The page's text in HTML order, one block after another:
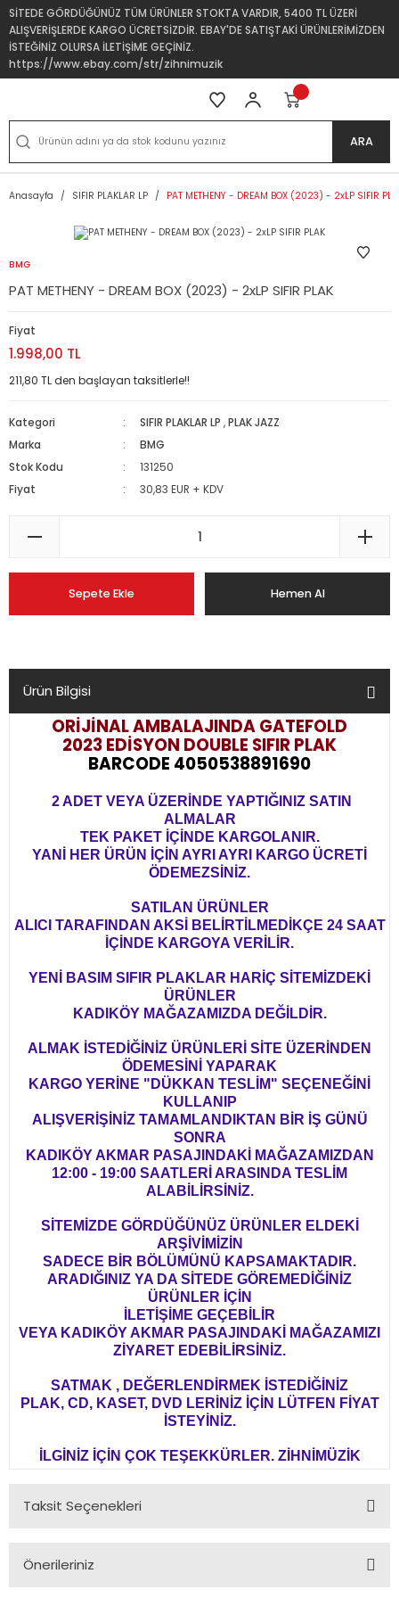
SİTEDE GÖRDÜĞÜNÜZ TÜM ÜRÜNLER STOKTA VARDIR, 5400 TL ÜZERİ
ALIŞVERİŞLERDE KARGO ÜCRETSİZDİR. EBAY'DE SATIŞTAKİ ÜRÜNLERİMİZDEN
İSTEĞİNİZ OLURSA İLETİŞİME GEÇİNİZ.
https://www.ebay.com/str/zihnimuzik
ARA
Anasayfa SIFIR PLAKLAR LP PAT METHENY - DREAM BOX (2023) - 2xLP SIFIR
BMG
PAT METHENY - DREAM BOX (2023) - 2xLP SIFIR PLAK
Fiyat
1.998,00 TL
211,80 TL den başlayan taksitlerle!!
Kategori SIFIR PLAKLAR LP ,PLAK JAZZ
Marka
BMG
Stok Kodu
131250
Fiyat
30,83 EUR + KDV
Sepete Ekle Hemen Al
Ürün Bilgisi
ORİJİNAL AMBALAJINDA GATEFOLD
2023 EDİSYON DOUBLE SIFIR PLAK
BARCODE 4050538891690
2 ADET VEYA ÜZERİNDE YAPTIĞINIZ SATIN
ALMALAR
TEK PAKET İÇİNDE KARGOLANIR.
YANİ HER ÜRÜN İÇİN AYRI AYRI KARGO ÜCRETİ
ÖDEMEZSİNİZ.
SATILAN ÜRÜNLER
ALICI TARAFINDAN AKSİ BELİRTİLMEDİKÇE 24 SAAT
İÇİNDE KARGOYA VERİLİR.
YENİ BASIM SIFIR PLAKLAR HARİÇ SİTEMİZDEKİ
ÜRÜNLER
KADIKÖY MAĞAZAMIZDA DEĞİLDİR.
ALMAK İSTEDİĞİNİZ ÜRÜNLERİ SİTE ÜZERİNDEN
ÖDEMESİNİ YAPARAK
KARGO YERİNE "DÜKKAN TESLİM" SEÇENEĞİNİ
KULLANIP
ALIŞVERİŞİNİZ TAMAMLANDIKTAN BİR İŞ GÜNÜ
SONRA
KADIKÖY AKMAR PASAJINDAKİ MAĞAZAMIZDAN
12:00 - 19:00 SAATLERİ ARASINDA TESLİM
ALABİLİRSİNİZ.
SİTEMİZDE GÖRDÜĞÜNÜZ ÜRÜNLER ELDEKİ
ARŞİVİMİZİN
SADECE BİR BÖLÜMÜNÜ KAPSAMAKTADIR.
ARADIĞINIZ YA DA SİTEDE GÖREMEDİĞİNİZ
ÜRÜNLER İÇİN
İLETİŞİME GEÇEBİLİR
VEYA KADIKÖY AKMAR PASAJINDAKİ MAĞAZAMIZI
ZİYARET EDEBİLİRSİNİZ.
SATMAK , DEĞERLENDİRMEK İSTEDİĞİNİZ
PLAK, CD, KASET, DVD LERİNİZ İÇİN LÜTFEN FİYAT
İSTEYİNİZ.
İLGİNİZ İÇİN ÇOK TEŞEKKÜRLER. ZİHNİMÜZİK
Taksit Seçenekleri
Önerileriniz